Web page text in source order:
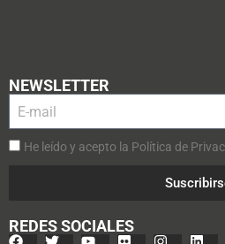
NEWSLETTER
He leído y acepto la Política de
REDES SOCIALES